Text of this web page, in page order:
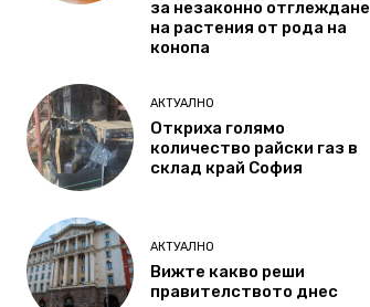
за незаконно отглеждане
на растения от рода на
конопа
АКТУАЛНО
Откриха голямо
количество райски газ в
склад край София
АКТУАЛНО
Вижте какво реши
правителството днес